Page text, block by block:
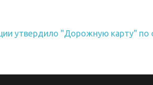
утвердило "Дорожную карту"